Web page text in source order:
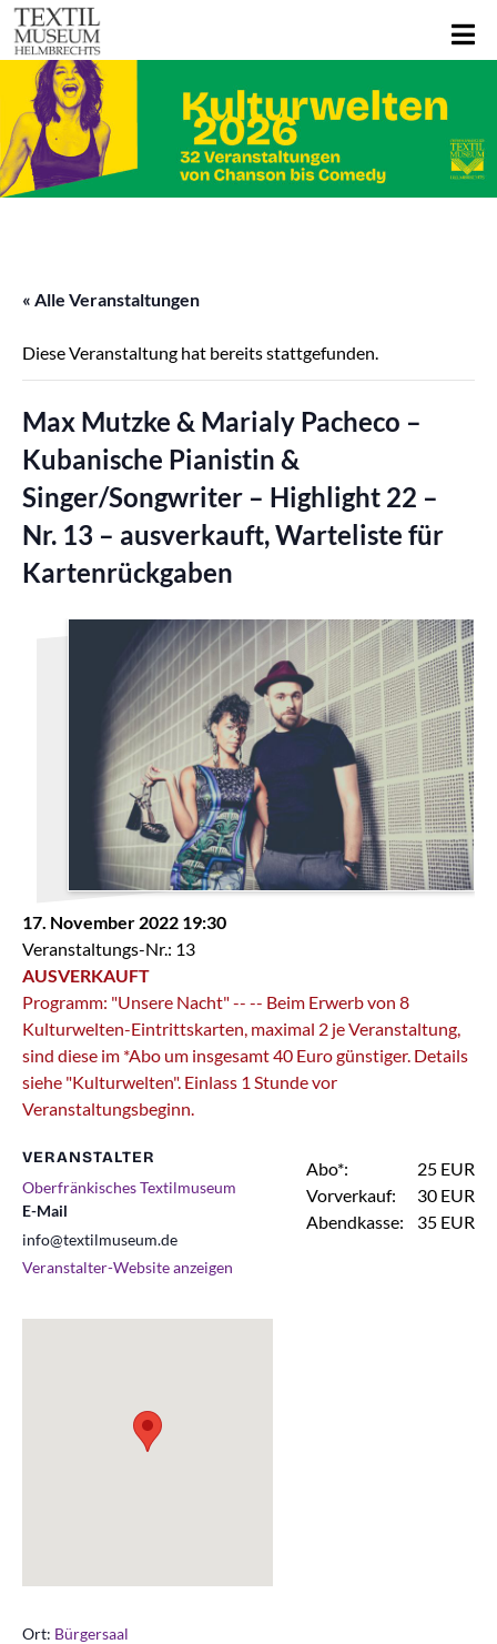
« Alle Veranstaltungen
Diese Veranstaltung hat bereits stattgefunden.
Max Mutzke & Marialy Pacheco –
Kubanische Pianistin &
Singer/Songwriter – Highlight 22 –
Nr. 13 – ausverkauft, Warteliste für
Kartenrückgaben
17. November 2022 19:30
Veranstaltungs-Nr.: 13
AUSVERKAUFT
Programm: "Unsere Nacht" -- -- Beim Erwerb von 8
Kulturwelten-Eintrittskarten, maximal 2 je Veranstaltung,
sind diese im *Abo um insgesamt 40 Euro günstiger. Details
siehe "Kulturwelten". Einlass 1 Stunde vor
Veranstaltungsbeginn.
VERANSTALTER
Oberfränkisches Textilmuseum
E-Mail
info@textilmuseum.de
Veranstalter-Website anzeigen
Ort: Bürgersaal
Abo*:
25 EUR
Vorverkauf:
30 EUR
Abendkasse:
35 EUR